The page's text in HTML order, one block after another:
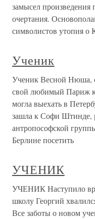
замысел
очертания.
символистов утопия о
Ученик
Ученик Весной Нюша,
свой любимый Париж к
могла выехать в
зашла к Софи Штинде,
антропософской
Берлине посетить
УЧЕНИК
УЧЕНИК Наступило
школу Георгий
Все заботы о новом